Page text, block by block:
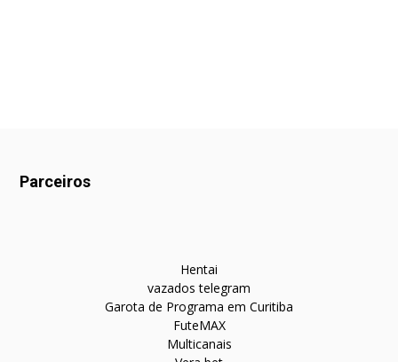
Parceiros
Hentai
vazados telegram
Garota de Programa em Curitiba
FuteMAX
Multicanais